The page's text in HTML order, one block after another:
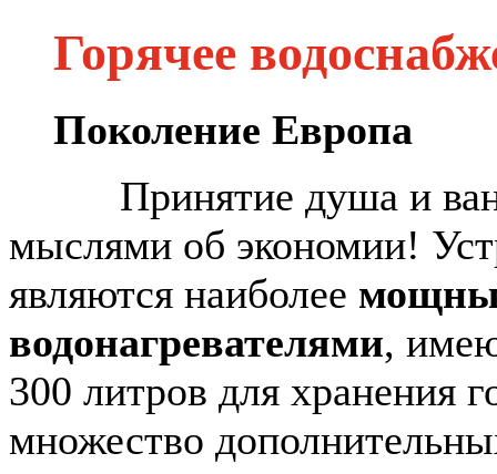
Горячее
Поколение Европа
Принятие душа и
мыслями об экономии!
являются наиболее
водонагревателями,
300 литров для
множество